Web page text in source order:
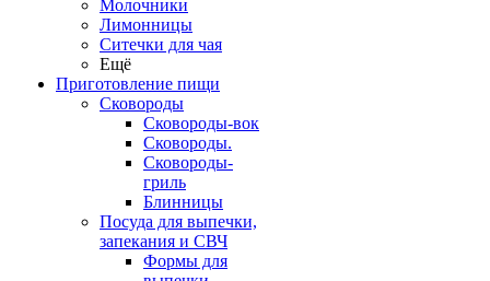
Молочники
Лимонницы
Ситечки для чая
Ещё
Приготовление пищи
Сковороды
Сковороды-вок
Сковороды.
Сковороды-
гриль
Блинницы
Посуда для выпечки,
запекания и СВЧ
Формы для